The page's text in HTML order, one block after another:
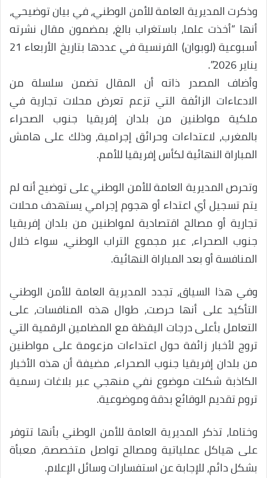
وذكرت المديرية العامة للأمن الوطني، في بيان توضيحي،
أنها “أخذت علما، باستغراب بالغ، بمضمون مقال نشرته
أسبوعية (لوبوان) الفرنسية في عددها بتاريخ الأربعاء 21
يناير 2026”.
وأضاف المصدر ذاته أن المقال تضمن سلسلة من
الادعاءات الزائفة التي تزعم تعرض محلات تجارية في
ملكية مواطنين من بلدان إفريقيا جنوب الصحراء
بالمغرب، لاعتداءات وحرائق إجرامية، وذلك على هامش
المباراة النهائية لكأس إفريقيا للأمم.
وتحرص المديرية العامة للأمن الوطني على توضيح أنه لم
يتم تسجيل أي اعتداء أو هجوم إجرامي يستهدف محلات
تجارية أو مصالح اقتصادية لمواطنين من بلدان إفريقيا
جنوب الصحراء، عبر مجموع التراب الوطني، سواء خلال
المنافسة أو بعد المباراة النهائية.
وفي هذا السياق، تجدد المديرية العامة للأمن الوطني
التأكيد على أنها حرصت، طوال هذه المنافسات، على
التعامل بأعلى درجات اليقظة مع المضامين الرقمية التي
تروج لأخبار زائفة حول اعتداءات مزعومة على مواطنين
من بلدان إفريقيا جنوب الصحراء، مضيفة أن هذه الأخبار
الكاذبة شكلت موضوع نفي منهجي عبر بلاغات رسمية
تروم تقديم الوقائع بدقة وموضوعية.
وختاما، تذكر المديرية العامة للأمن الوطني بأنها تتوفر
على هياكل عملياتية ومصالح تواصل متخصصة، معبأة
بشكل دائم، للإجابة عن استفسارات وسائل الإعلام.